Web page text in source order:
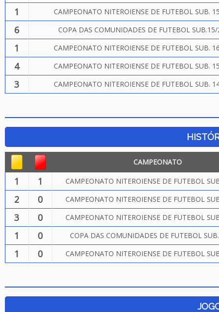
1 CAMPEONATO NITEROIENSE DE FUTEBOL SUB.
6 COPA DAS COMUNIDADES DE FUTEBOL
1 CAMPEONATO NITEROIENSE DE FUTEBOL SUB.
4 CAMPEONATO NITEROIENSE DE FUTEBOL SUB.
3 CAMPEONATO NITEROIENSE DE FUTEBOL SUB.
CAMPEONATO
1 1 CAMPEONATO NITEROIENSE DE FUTEBOL
2 0 CAMPEONATO NITEROIENSE DE FUTEBOL
3 0 CAMPEONATO NITEROIENSE DE FUTEBOL
1 0 COPA DAS COMUNIDADES DE FUTEBOL
1 0 CAMPEONATO NITEROIENSE DE FUTEBOL